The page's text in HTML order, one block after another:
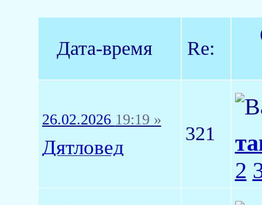
Дата-время Re:
26.02.2026 19:19 »
Дятловед
321
2